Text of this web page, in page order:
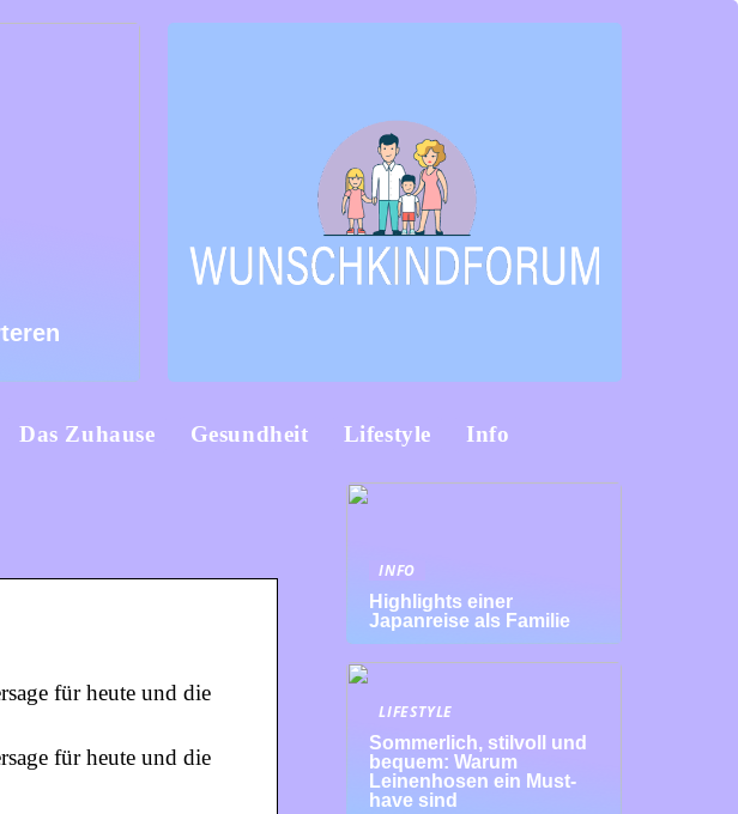
Das Zuhause Gesundheit Lifestyle Info
für heute und die
für heute und die
INFO
Highlights einer
Japanreise als Familie
LIFESTYLE
Sommerlich, stilvoll und
bequem: Warum
Leinenhosen ein Must-
have sind